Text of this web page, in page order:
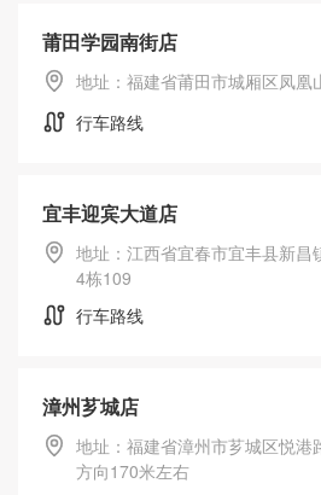
莆田学园南街店
地址：福建省莆田市城厢区凤
行车路线
宜丰迎宾大道店
地址：江西省宜春市宜丰县新昌
4栋109
行车路线
漳州芗城店
地址：福建省漳州市芗城区悦港
方向170米左右